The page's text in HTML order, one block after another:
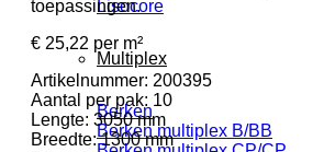
Lisocore
Multiplex
Berken
Berken multiplex B/BB
toepassingen.
€ 25,22 per m²
Artikelnummer: 200395
Aantal per pak: 10
Lengte: 3050 mm
Breedte: 1300 mm